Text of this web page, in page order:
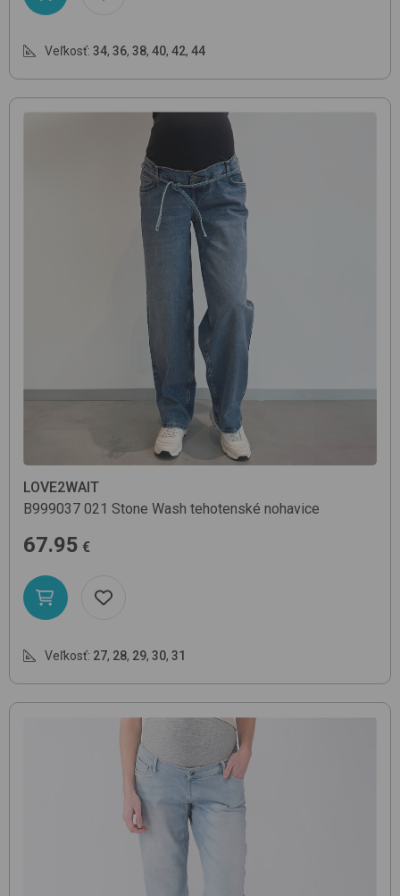
Veľkosť: 34, 36, 38, 40, 42, 44
LOVE2WAIT
B999037 021 Stone Wash tehotenské nohavice
67.95 €
Veľkosť: 27, 28, 29, 30, 31